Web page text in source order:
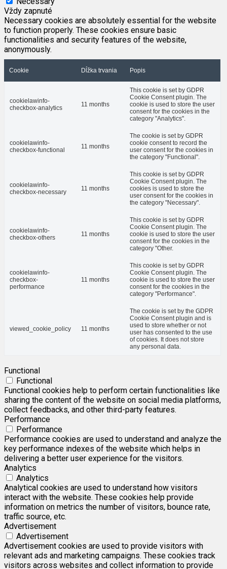
Vždy zapnuté
Necessary cookies are absolutely essential for the website
to function properly. These cookies ensure basic
functionalities and security features of the website,
anonymously.
Cookie Dĺžka trvania Popis
cookielawinfo-
checkbox-analytics
11 months
This cookie is set by GDPR
Cookie Consent plugin. The
cookie is used to store the user
consent for the cookies in the
category "Analytics".
cookielawinfo-
checkbox-functional
11 months
The cookie is set by GDPR
cookie consent to record the
user consent for the cookies in
the category "Functional".
cookielawinfo-
checkbox-necessary
11 months
This cookie is set by GDPR
Cookie Consent plugin. The
cookies is used to store the
user consent for the cookies in
the category "Necessary".
cookielawinfo-
checkbox-others
11 months
This cookie is set by GDPR
Cookie Consent plugin. The
cookie is used to store the user
consent for the cookies in the
category "Other.
cookielawinfo-
checkbox-
performance
11 months
This cookie is set by GDPR
Cookie Consent plugin. The
cookie is used to store the user
consent for the cookies in the
category "Performance".
viewed_cookie_policy 11 months
The cookie is set by the GDPR
Cookie Consent plugin and is
used to store whether or not
user has consented to the use
of cookies. It does not store
any personal data.
Functional
Functional
Functional cookies help to perform certain functionalities like
sharing the content of the website on social media platforms,
collect feedbacks, and other third-party features.
Performance
Performance
Performance cookies are used to understand and analyze the
key performance indexes of the website which helps in
delivering a better user experience for the visitors.
Analytics
Analytics
Analytical cookies are used to understand how visitors
interact with the website. These cookies help provide
information on metrics the number of visitors, bounce rate,
traffic source, etc.
Advertisement
Advertisement
Advertisement cookies are used to provide visitors with
relevant ads and marketing campaigns. These cookies track
visitors across websites and collect information to provide